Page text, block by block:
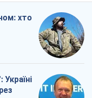
хто